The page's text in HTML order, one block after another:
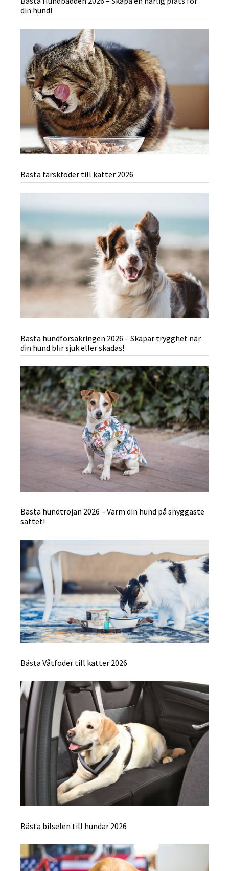
din hund!
Bästa färskfoder till katter 2026
Bästa hundförsäkringen 2026 – Skapar trygghet när
din hund blir sjuk eller skadas!
Bästa hundtröjan 2026 – Värm din hund på snyggaste
sättet!
Bästa Våtfoder till katter 2026
Bästa bilselen till hundar 2026